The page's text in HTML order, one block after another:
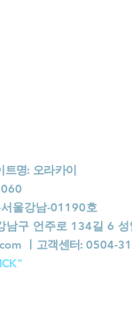
트명: 오라카이
울강남-01190호
남구 언주로 134길 6
ㅣ 고객센터: 0504-